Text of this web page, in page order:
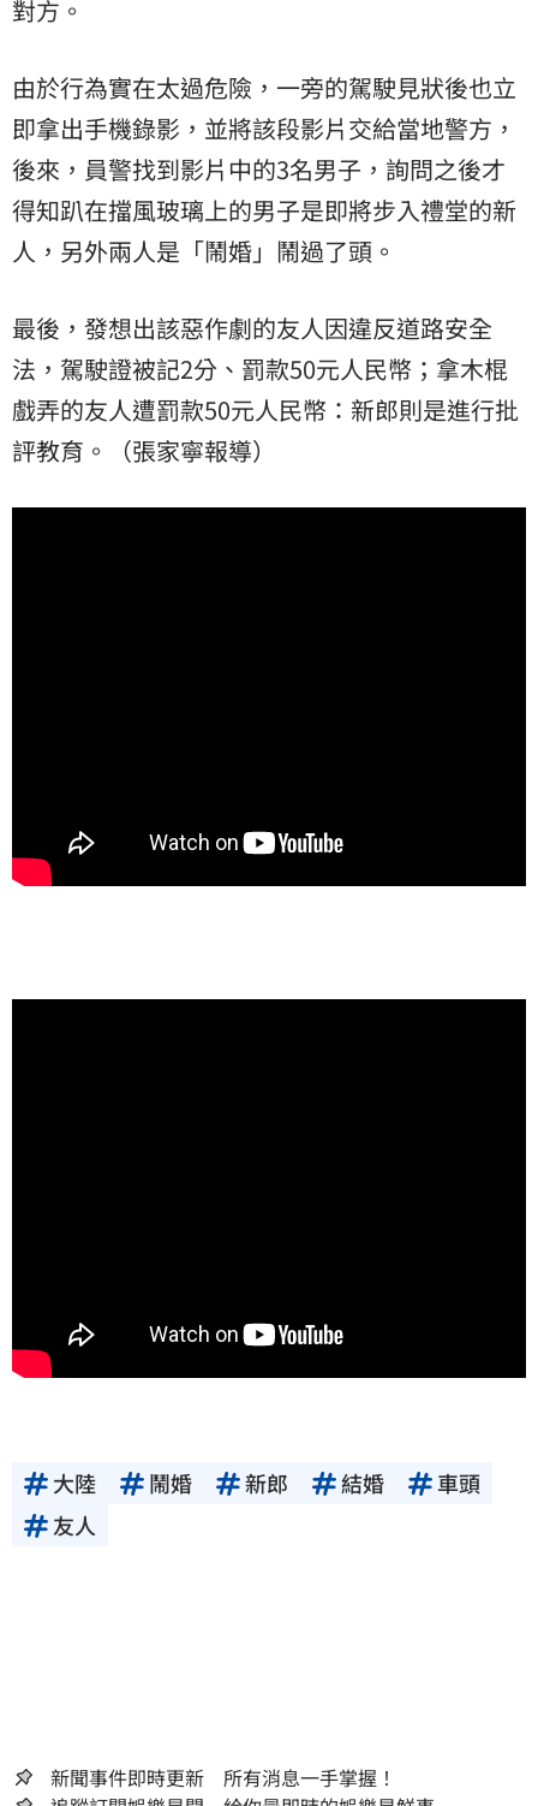
對方。
由於行為實在太過危險，一旁的駕駛見狀後也立
即拿出手機錄影，並將該段影片交給當地警方，
後來，員警找到影片中的3名男子，詢問之後才
得知趴在擋風玻璃上的男子是即將步入禮堂的新
人，另外兩人是「鬧婚」鬧過了頭。
最後，發想出該惡作劇的友人因違反道路安全
法，駕駛證被記2分、罰款50元人民幣；拿木棍
戲弄的友人遭罰款50元人民幣：新郎則是進行批
評教育。（張家寧報導）
大陸 鬧婚 新郎 結婚
車頭
友人
新聞事件即時更新 所有消息一手掌握！